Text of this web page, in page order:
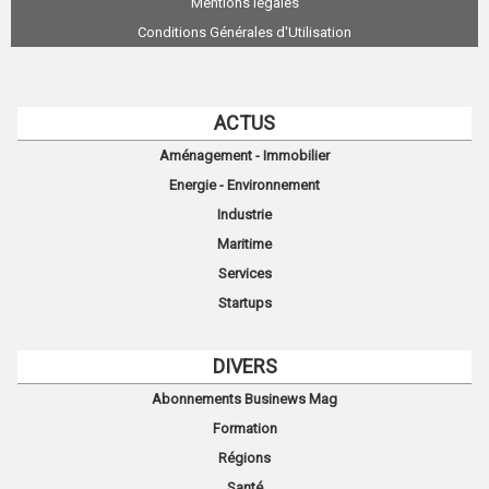
Conditions Générales d'Utilisation
ACTUS
Aménagement - Immobilier
Energie - Environnement
Industrie
Maritime
Services
Startups
DIVERS
Abonnements Businews Mag
Formation
Régions